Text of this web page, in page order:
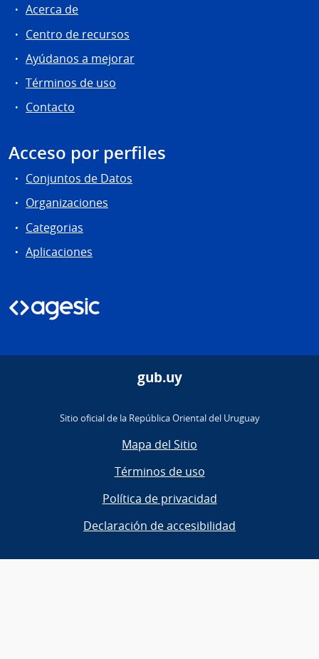
Acerca de
Centro de recursos
Ayúdanos a mejorar
Términos de uso
Contacto
Acceso por perfiles
Conjuntos de Datos
Organizaciones
Categorias
Aplicaciones
gub.uy
Sitio oficial de la República Oriental del Uruguay
Mapa del Sitio
Términos de uso
Política de privacidad
Declaración de accesibilidad